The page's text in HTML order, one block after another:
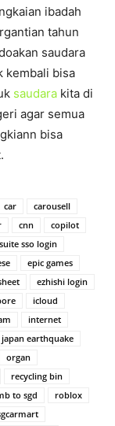
ibadah
tahun
saudara
kembali bisa
saudara kita di
agar semua
bisa
car
carousell
cnn
copilot
sso login
epic games
ezhishi login
icloud
internet
japan earthquake
organ
recycling bin
to sgd
roblox